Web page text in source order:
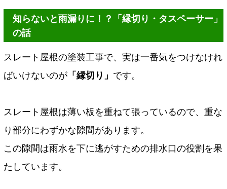
知らないと雨漏りに！？「縁切り・タスペーサー」
の話
スレート屋根の塗装工事で、実は一番気をつけなけれ
ばいけないのが 「縁切り」 です。
スレート屋根は薄い板を重ねて張っているので、重な
り部分にわずかな隙間があります。
この隙間は雨水を下に逃がすための排水口の役割を果
たしています。